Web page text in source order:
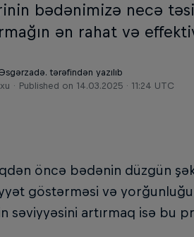
bədənimizə necə
ən rahat və
tərəfindən yazılıb
Published on 14.03.2025 · 11:24 UTC
öncə bədənin düzgün
göstərməsi və
səviyyəsini artırmaq isə bu